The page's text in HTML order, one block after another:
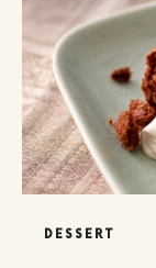
DESSERT